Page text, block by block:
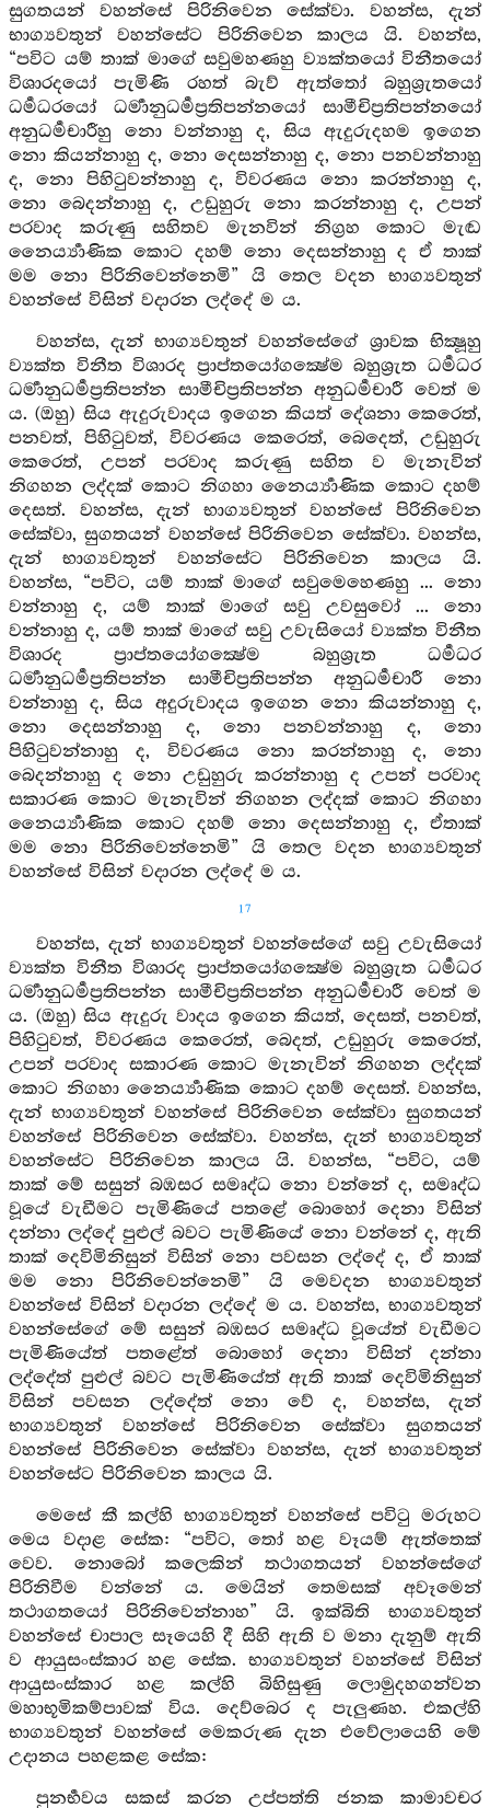
සුගතයන් වහන්සේ පිරිනිවෙන සේක්වා. වහන්ස, දැන්
භාග්‍යවතුන් වහන්සේට පිරිනිවෙන කාලය යි. වහන්ස,
“පවිට යම් තාක් මාගේ සවුමහණහු ව්‍යක්තයෝ විනීතයෝ
විශාරදයෝ පැමිණි රහත් බැව් ඇත්තෝ බහුශ්‍රැතයෝ
ධර්‍මධරයෝ ධර්‍මානුධර්‍මප්‍රතිපන්නයෝ සාමීචිප්‍රතිපන්නයෝ
අනුධර්‍මචාරීහු නො වන්නාහු ද, සිය ඇදුරුදහම ඉගෙන
නො කියන්නාහු ද, නො දෙසන්නාහු ද, නො පනවන්නාහු
ද, නො පිහිටුවන්නාහු ද, විවරණය නො කරන්නාහු ද,
නො බෙදන්නාහු ද, උඩුහුරු නො කරන්නාහු ද, උපන්
පරවාද කරුණු සහිතව මැනවින් නිග්‍රහ කොට මැඬ
නෛර්‍ය්‍යාණික කොට දහම් නො දෙසන්නාහු ද ඒ තාක්
මම නො පිරිනිවෙන්නෙමි” යි තෙල වදන භාග්‍යවතුන්
වහන්සේ විසින් වදාරන ලද්දේ ම ය.
වහන්ස, දැන් භාග්‍යවතුන් වහන්සේගේ ශ්‍රාවක භික්‍ෂූහු
ව්‍යක්ත විනීත විශාරද ප්‍රාප්තයෝගක්‍ෂේම බහුශ්‍රුත ධර්‍මධර
ධර්‍මානුධර්‍මප්‍රතිපන්න සාමීචිප්‍රතිපන්න අනුධර්‍මචාරී වෙත් ම
ය. (ඔහු) සිය ඇදුරුවාදය ඉගෙන කියත් දේශනා කෙරෙත්,
පනවත්, පිහිටුවත්, විවරණය කෙරෙත්, බෙදෙත්, උඩුහුරු
කෙරෙත්, උපන් පරවාද කරුණු සහිත ව මැනැවින්
නිගහන ලද්දක් කොට නිගහා නෛර්‍ය්‍යාණික කොට දහම්
දෙසත්. වහන්ස, දැන් භාග්‍යවතුන් වහන්සේ පිරිනිවෙන
සේක්වා, සුගතයන් වහන්සේ පිරිනිවෙන සේක්වා. වහන්ස,
දැන් භාග්‍යවතුන් වහන්සේට පිරිනිවෙන කාලය යි.
වහන්ස, “පවිට, යම් තාක් මාගේ සවුමෙහෙණහු ... නො
වන්නාහු ද, යම් තාක් මාගේ සවු උවසුවෝ ... නො
වන්නාහු ද, යම් තාක් මාගේ සවු උවැසියෝ ව්‍යක්ත විනීත
විශාරද ප්‍රාප්තයෝගක්‍ෂේම බහුශ්‍රුත ධර්‍මධර
ධර්‍මානුධර්‍මප්‍රතිපන්න සාමීචිප්‍රතිපන්න අනුධර්‍මචාරී නො
වන්නාහු ද, සිය අදුරුවාදය ඉගෙන නො කියන්නාහු ද,
නො දෙසන්නාහු ද, නො පනවන්නාහු ද, නො
පිහිටුවන්නාහු ද, විවරණය නො කරන්නාහු ද, නො
බෙදන්නාහු ද නො උඩුහුරු කරන්නාහු ද උපන් පරවාද
සකාරණ කොට මැනැවින් නිගහන ලද්දක් කොට නිගහා
නෛර්‍ය්‍යාණික කොට දහම් නො දෙසන්නාහු ද, ඒතාක්
මම නො පිරිනිවෙන්නෙමි” යි තෙල වදන භාග්‍යවතුන්
වහන්සේ විසින් වදාරන ලද්දේ ම ය.
17
වහන්ස, දැන් භාග්‍යවතුන් වහන්සේගේ සවු උවැසියෝ
ව්‍යක්ත විනීත විශාරද ප්‍රාප්තයෝගක්‍ෂේම බහුශ්‍රුත ධර්‍මධර
ධර්‍මානුධර්‍මප්‍රතිපන්න සාමීචිප්‍රතිපන්න අනුධර්‍මචාරී වෙත් ම
ය. (ඔහු) සිය ඇදුරු වාදය ඉගෙන කියත්, දෙසත්, පනවත්,
පිහිටුවත්, විවරණය කෙරෙත්, බෙදත්, උඩුහුරු කෙරෙත්,
උපන් පරවාද සකාරණ කොට මැනැවින් නිගහන ලද්දක්
කොට නිගහා නෛර්‍ය්‍යාණික කොට දහම් දෙසත්. වහන්ස,
දැන් භාග්‍යවතුන් වහන්සේ පිරිනිවෙන සේක්වා සුගතයන්
වහන්සේ පිරිනිවෙන සේක්වා. වහන්ස, දැන් භාග්‍යවතුන්
වහන්සේට පිරිනිවෙන කාලය යි. වහන්ස, “පවිට, යම්
තාක් මේ සසුන් බඹසර සමෘද්ධ නො වන්නේ ද, සමෘද්ධ
වූයේ වැඩීමට පැමිණියේ පතළේ බොහෝ දෙනා විසින්
දන්නා ලද්දේ පුළුල් බවට පැමිණියේ නො වන්නේ ද, ඇති
තාක් දෙවිමිනිසුන් විසින් නො පවසන ලද්දේ ද, ඒ තාක්
මම නො පිරිනිවෙන්නෙමි” යි මෙවදන භාග්‍යවතුන්
වහන්සේ විසින් වදාරන ලද්දේ ම ය. වහන්ස, භාග්‍යවතුන්
වහන්සේගේ මේ සසුන් බඹසර සමෘද්ධ වූයේත් වැඩීමට
පැමිණියේත් පතළේත් බොහෝ දෙනා විසින් දන්නා
ලද්දේත් පුළුල් බවට පැමිණියේත් ඇති තාක් දෙවිමිනිසුන්
විසින් පවසන ලද්දේත් නො වේ ද, වහන්ස, දැන්
භාග්‍යවතුන් වහන්සේ පිරිනිවෙන සේක්වා සුගතයන්
වහන්සේ පිරිනිවෙන සේක්වා වහන්ස, දැන් භාග්‍යවතුන්
වහන්සේට පිරිනිවෙන කාලය යි.
මෙසේ කී කල්හි භාග්‍යවතුන් වහන්සේ පවිටු මරුහට
මෙය වදාළ සේක: “පවිට, තෝ හළ වෑයම් ඇත්තෙක්
වෙව. නොබෝ කලෙකින් තථාගතයන් වහන්සේගේ
පිරිනිවීම වන්නේ ය. මෙයින් තෙමසක් අවෑමෙන්
තථාගතයෝ පිරිනිවෙන්නාහ” යි. ඉක්බිති භාග්‍යවතුන්
වහන්සේ චාපාල සෑයෙහි දී සිහි ඇති ව මනා දැනුම් ඇති
ව ආයුසංස්කාර හළ සේක. භාග්‍යවතුන් වහන්සේ විසින්
ආයුසංස්කාර හළ කල්හි බිහිසුණු ලොමුදහගන්වන
මහාභූමිකම්පාවක් විය. දෙව්බෙර ද පැලුණහ. එකල්හි
භාග්‍යවතුන් වහන්සේ මෙකරුණ දැන එවේලායෙහි මේ
උදානය පහළකළ සේක:
පුනර්‍භවය සකස් කරන උප්පත්ති ජනක කාමාවචර